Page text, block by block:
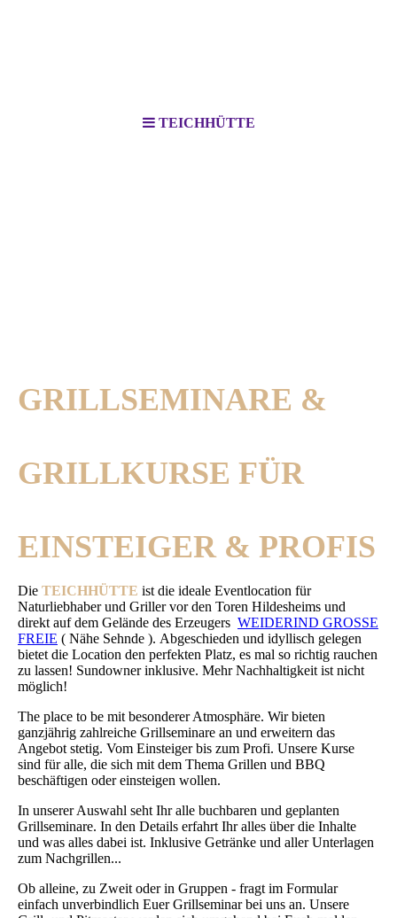
TEICHHÜTTE
GRILLSEMINARE &
GRILLKURSE FÜR
EINSTEIGER & PROFIS
Die TEICHHÜTTE ist die ideale Eventlocation für
Naturliebhaber und Griller vor den Toren Hildesheims und
direkt auf dem Gelände des Erzeugers WEIDERIND GROSSE
FREIE ( Nähe Sehnde ). Abgeschieden und idyllisch gelegen
bietet die Location den perfekten Platz, es mal so richtig rauchen
zu lassen! Sundowner inklusive. Mehr Nachhaltigkeit ist nicht
möglich!
The place to be mit besonderer Atmosphäre. Wir bieten
ganzjährig zahlreiche Grillseminare an und erweitern das
Angebot stetig. Vom Einsteiger bis zum Profi. Unsere Kurse
sind für alle, die sich mit dem Thema Grillen und BBQ
beschäftigen oder einsteigen wollen.
In unserer Auswahl seht Ihr alle buchbaren und geplanten
Grillseminare. In den Details erfahrt Ihr alles über die Inhalte
und was alles dabei ist. Inklusive Getränke und aller Unterlagen
zum Nachgrillen...
Ob alleine, zu Zweit oder in Gruppen - fragt im Formular
einfach unverbindlich Euer Grillseminar bei uns an. Unsere